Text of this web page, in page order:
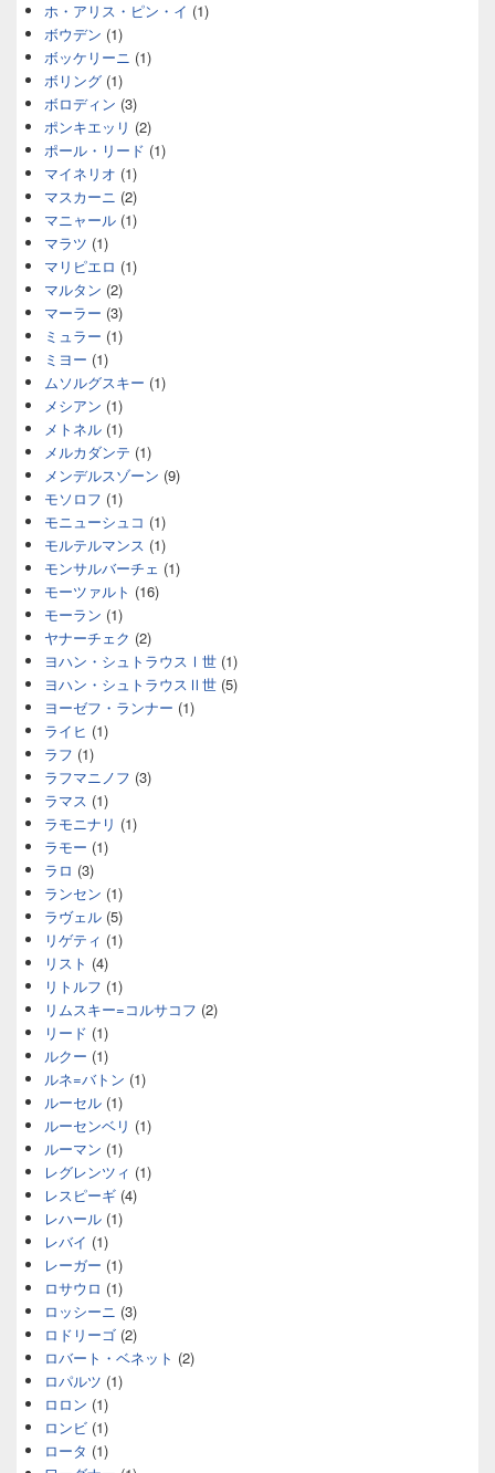
ホ・アリス・ピン・イ (1)
ボウデン (1)
ボッケリーニ (1)
ボリング (1)
ボロディン (3)
ポンキエッリ (2)
ポール・リード (1)
マイネリオ (1)
マスカーニ (2)
マニャール (1)
マラツ (1)
マリピエロ (1)
マルタン (2)
マーラー (3)
ミュラー (1)
ミヨー (1)
ムソルグスキー (1)
メシアン (1)
メトネル (1)
メルカダンテ (1)
メンデルスゾーン (9)
モソロフ (1)
モニューシュコ (1)
モルテルマンス (1)
モンサルバーチェ (1)
モーツァルト (16)
モーラン (1)
ヤナーチェク (2)
ヨハン・シュトラウスⅠ世 (1)
ヨハン・シュトラウスⅡ世 (5)
ヨーゼフ・ランナー (1)
ライヒ (1)
ラフ (1)
ラフマニノフ (3)
ラマス (1)
ラモニナリ (1)
ラモー (1)
ラロ (3)
ランセン (1)
ラヴェル (5)
リゲティ (1)
リスト (4)
リトルフ (1)
リムスキー=コルサコフ (2)
リード (1)
ルクー (1)
ルネ=バトン (1)
ルーセル (1)
ルーセンベリ (1)
ルーマン (1)
レグレンツィ (1)
レスピーギ (4)
レハール (1)
レバイ (1)
レーガー (1)
ロサウロ (1)
ロッシーニ (3)
ロドリーゴ (2)
ロバート・ベネット (2)
ロパルツ (1)
ロロン (1)
ロンビ (1)
ロータ (1)